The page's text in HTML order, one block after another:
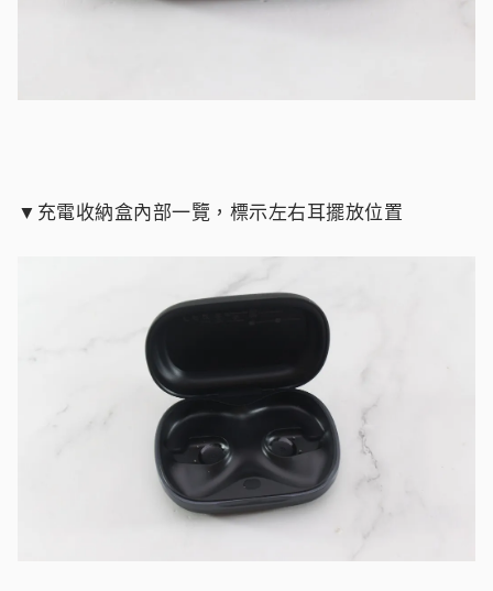
▼充電收納盒內部一覽，標示左右耳擺放位置